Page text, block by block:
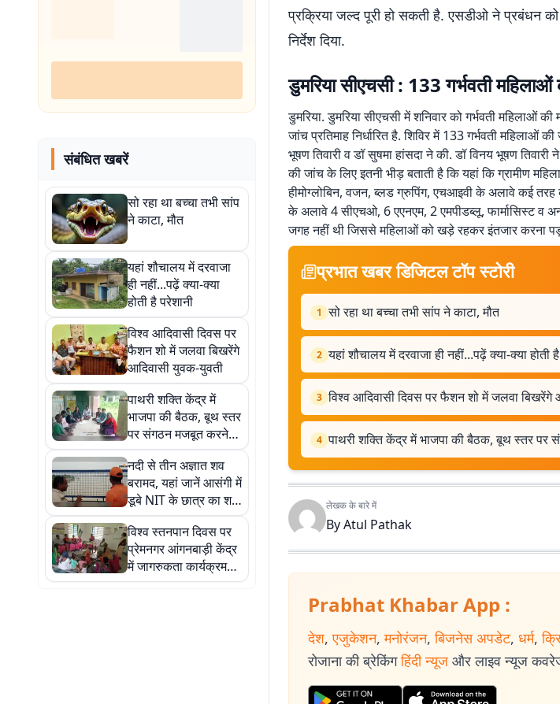
संबंधित खबरें
सो रहा था बच्चा तभी सांप
ने काटा, मौत
यहां शौचालय में दरवाजा
ही नहीं...पढ़ें क्या-क्या
होती है परेशानी
विश्व आदिवासी दिवस पर
फैशन शो में जलवा बिखरेंगे
आदिवासी युवक-युवती
पाथरी शक्ति केंद्र में
भाजपा की बैठक, बूथ स्तर
पर संगठन मजबूत करने
पर जोर
नदी से तीन अज्ञात शव
बरामद, यहां जानें आसंगी में
डूबे NIT के छात्र का शव
मिला या नहीं
विश्व स्तनपान दिवस पर
प्रेमनगर आंगनबाड़ी केंद्र
में जागरुकता कार्यक्रम
आयोजित
प्रक्रिया जल्द पूरी हो सकती है. एसडीओ ने प्रबंधन
निर्देश दिया.
डुमरिया सीएचसी : 133 गर्भवती
डुमरिया. डुमरिया सीएचसी में शनिवार को गर्भवती महिलाओं
जांच प्रतिमाह निर्धारित है. शिविर में 133 गर्भवती महिलाओं
भूषण तिवारी व डॉ सुषमा हांसदा ने की. डॉ विनय भूषण तिवारी
की जांच के लिए इतनी भीड़ बताती है कि यहां कि ग्रामीण
हीमोग्लोबिन, वजन, ब्लड ग्रुपिंग, एचआइवी के अलावे कई तरह
के अलावे 4 सीएचओ, 6 एएनएम, 2 एमपीडब्लू, फार्मासिस्ट व
जगह नहीं थी जिससे महिलाओं को खड़े रहकर इंतजार करना
प्रभात खबर डिजिटल टॉप स्टोरी
1 सो रहा था बच्चा तभी सांप ने काटा, मौत
2 यहां शौचालय में दरवाजा ही नहीं...पढ़ें क्या-क्या होती
3 विश्व आदिवासी दिवस पर फैशन शो में जलवा बिखरेंगे
4 पाथरी शक्ति केंद्र में भाजपा की बैठक, बूथ स्तर पर
लेखक के बारे में
ByAtul Pathak
Prabhat Khabar App :
देश, एजुकेशन, मनोरंजन, बिजनेस अपडेट, धर्म,
रोजाना की ब्रेकिंग हिंदी न्यूज और लाइव न्यूज